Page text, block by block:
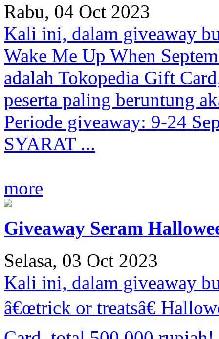
Rabu, 04 Oct 2023
Kali ini, dalam giveaway
Wake Me Up When
adalah Tokopedia Gift
peserta paling beruntung
Periode giveaway: 9-24
SYARAT ...
more
Giveaway Seram
Selasa, 03 Oct 2023
Kali ini, dalam giveaway
â€œtrick or treatsâ€